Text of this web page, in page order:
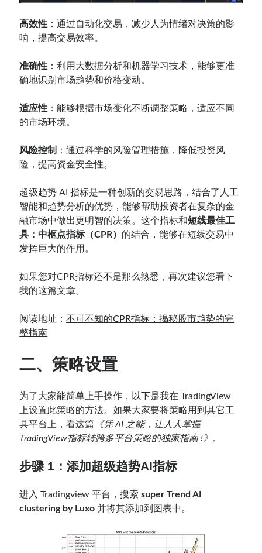
高效性 ：通过自动化交易，减少人为情绪对决策的影
响，提高交易效率。
准确性 ：利用大数据分析和机器学习技术，能够更准
确地识别市场趋势和价格变动。
适应性 ：能够根据市场变化不断调整策略，适应不同
的市场环境。
风险控制
：通过科学的风险管理措施，降低投资风
险，提高资金安全性。
超级趋势 AI 指标是一种创新的交易思路，结合了人工
智能和趋势分析的优势，能够帮助投资者在复杂的金
融市场中做出更明智的决策。这个指标和短线最佳工
具：中枢点指标（CPR） 的结合，能够在短线交易中
发挥巨大的作用。
如果您对CPR指标还不是那么熟悉，再次建议您看下
我的这篇文章。
阅读地址：不可不知的CPR指标：揭秘股市趋势的完
整指南
二、策略设置
为了大家能简单上手操作，以下是我在 TradingView
上设置此策略的方法。如果大家要将策略用到其它工
具平台上，看这篇 《凭 AI 之能，让人人掌握
TradingView指标转跨多平台策略的独家指南 !》 。
步骤 1：添加超级趋势AI指标
进入 Tradingview 平台，搜索super Trend AI
clustering by Luxo 并将其添加到图表中。